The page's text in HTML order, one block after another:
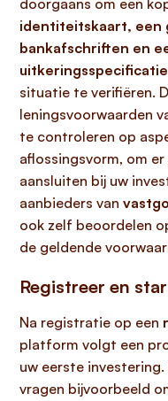
doorgaans om een
identiteitskaart, een
bankafschriften en
uitkeringsspecificatie
situatie te verifiëren.
leningsvoorwaarden
te controleren op
aflossingsvorm, om
aansluiten bij uw
aanbieders van
ook zelf beoordelen
de geldende
Registreer en
Na registratie op een
platform volgt een
uw eerste
vragen bijvoorbeeld